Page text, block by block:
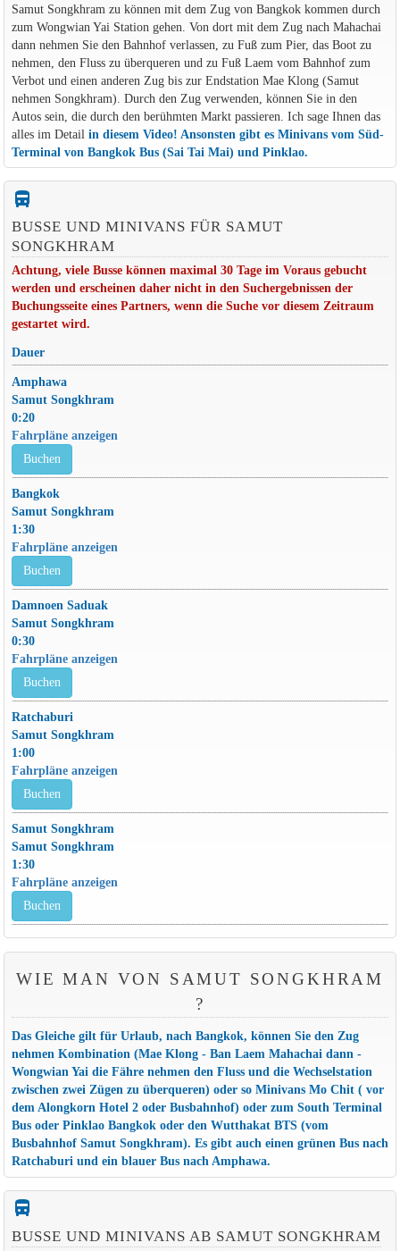
Samut Songkhram zu können mit dem Zug von Bangkok kommen durch
zum Wongwian Yai Station gehen. Von dort mit dem Zug nach Mahachai
dann nehmen Sie den Bahnhof verlassen, zu Fuß zum Pier, das Boot zu
nehmen, den Fluss zu überqueren und zu Fuß Laem vom Bahnhof zum
Verbot und einen anderen Zug bis zur Endstation Mae Klong (Samut
nehmen Songkhram). Durch den Zug verwenden, können Sie in den
Autos sein, die durch den berühmten Markt passieren. Ich sage Ihnen das
alles im Detail in diesem Video! Ansonsten gibt es Minivans vom Süd-
Terminal von Bangkok Bus (Sai Tai Mai) und Pinklao.
directions_bus_filled
BUSSE UND MINIVANS FÜR SAMUT
SONGKHRAM
Achtung, viele Busse können maximal 30 Tage im Voraus gebucht
werden und erscheinen daher nicht in den Suchergebnissen der
Buchungsseite eines Partners, wenn die Suche vor diesem Zeitraum
gestartet wird.
Dauer
Amphawa
Samut Songkhram
0:20
Fahrpläne anzeigen
Buchen
Bangkok
Samut Songkhram
1:30
Fahrpläne anzeigen
Buchen
Damnoen Saduak
Samut Songkhram
0:30
Fahrpläne anzeigen
Buchen
Ratchaburi
Samut Songkhram
1:00
Fahrpläne anzeigen
Buchen
Samut Songkhram
Samut Songkhram
1:30
Fahrpläne anzeigen
Buchen
WIE MAN VON SAMUT SONGKHRAM
?
Das Gleiche gilt für Urlaub, nach Bangkok, können Sie den Zug
nehmen Kombination (Mae Klong - Ban Laem Mahachai dann -
Wongwian Yai die Fähre nehmen den Fluss und die Wechselstation
zwischen zwei Zügen zu überqueren) oder so Minivans Mo Chit ( vor
dem Alongkorn Hotel 2 oder Busbahnhof) oder zum South Terminal
Bus oder Pinklao Bangkok oder den Wutthakat BTS (vom
Busbahnhof Samut Songkhram). Es gibt auch einen grünen Bus nach
Ratchaburi und ein blauer Bus nach Amphawa.
directions_bus_filled
BUSSE UND MINIVANS AB SAMUT SONGKHRAM